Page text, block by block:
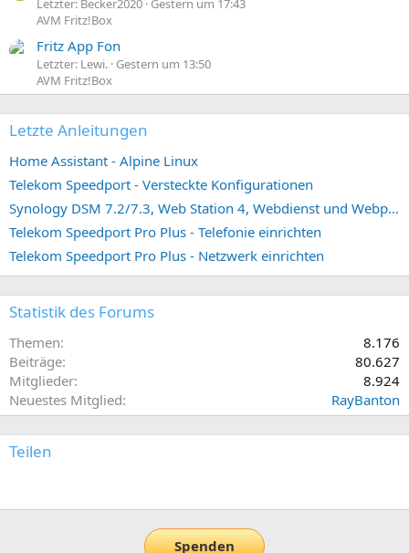
Letzter: Becker2020 Gestern um 17:43
AVM Fritz!Box
Fritz App Fon
Letzter: Lewi. Gestern um 13:50
AVM Fritz!Box
Letzte Anleitungen
Home Assistant - Alpine Linux
Telekom Speedport - Versteckte Konfigurationen
Synology DSM 7.2/7.3, Web Station 4, Webdienst und Webportal erstellen (ehemals vHost)
Telekom Speedport Pro Plus - Telefonie einrichten
Telekom Speedport Pro Plus - Netzwerk einrichten
Statistik des Forums
Themen
8.176
Beiträge
80.627
Mitglieder
8.924
Neuestes Mitglied
RayBanton
Teilen
Spenden